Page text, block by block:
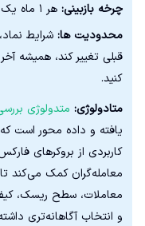
چرخه بازبینی: هر ۱ ماه یک بار
محدودیت ها: شرایط
قبلی تغییر کند، همیشه
کنید.
متادولوژی: متدولوژی
یافته و داده‌ محور است که
کاربردی از بروکرهای
معامله‌گران کمک می‌کند تا
معاملات، سطح ریسک،
و انتخاب آگاهانه‌تری